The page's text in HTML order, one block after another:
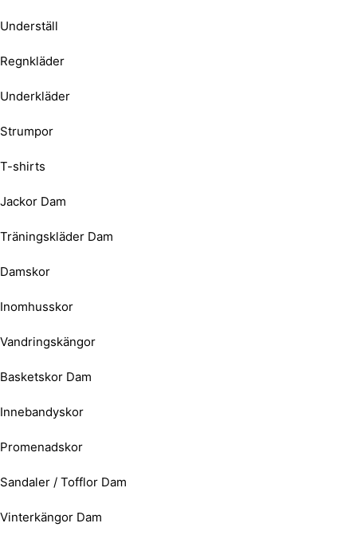
Underställ
Regnkläder
Underkläder
Strumpor
T-shirts
Jackor Dam
Träningskläder Dam
Damskor
Inomhusskor
Vandringskängor
Basketskor Dam
Innebandyskor
Promenadskor
Sandaler / Tofflor Dam
Vinterkängor Dam